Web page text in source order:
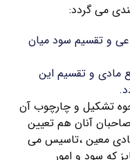
می گردد:
و تقسیم سود میان
مادی و تقسیم این
تشکیل و چارچوب آن
آنان هم تعیین
معین ،تاسیس می
که سود و امور